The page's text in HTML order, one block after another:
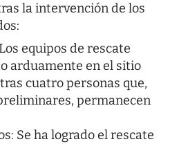
la intervención de los
Los equipos de rescate
arduamente en el sitio
cuatro personas que,
permanecen
Se ha logrado el rescate